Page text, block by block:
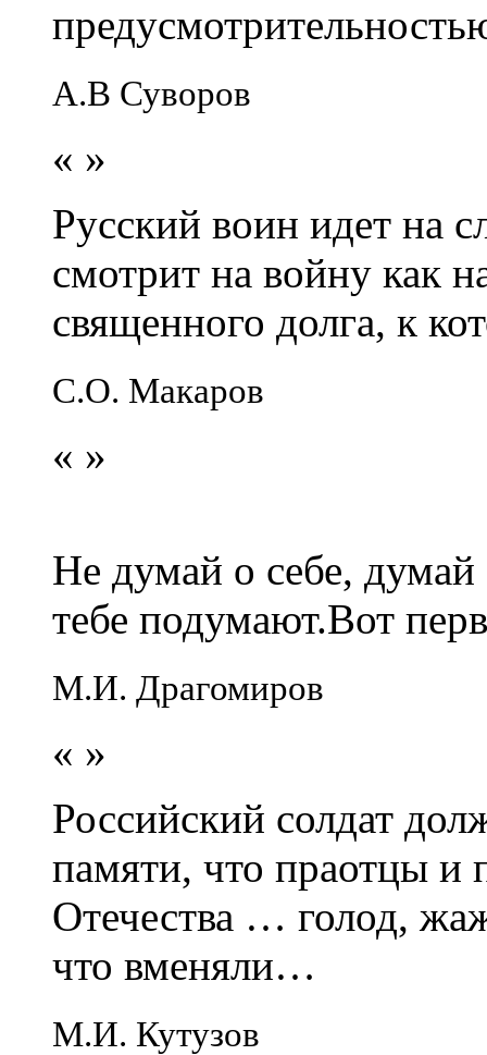
А.В Суворов
« »
Русский воин идет на
смотрит на войну как
священного долга, к
С.О. Макаров
« »
Не думай о себе,
тебе подумают.Вот
М.И. Драгомиров
« »
Российский солдат
памяти, что праотцы и
Отечества … голод,
что вменяли…
М.И. Кутузов